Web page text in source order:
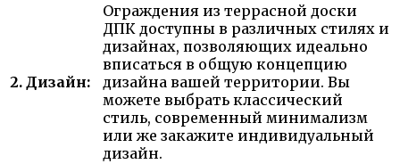
2. Дизайн:
Ограждения из террасной доски
ДПК доступны в различных стилях и
дизайнах, позволяющих идеально
вписаться в общую концепцию
дизайна вашей территории. Вы
можете выбрать классический
стиль, современный минимализм
или же закажите индивидуальный
дизайн.